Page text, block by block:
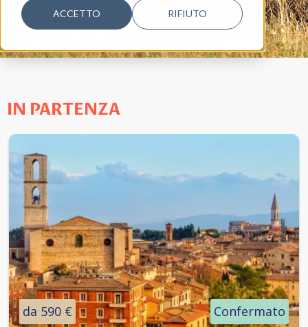
ACCETTO RIFIUTO
IN PARTENZA
da 590 € Confermato